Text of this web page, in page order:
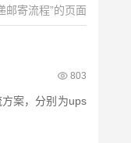
邮寄流程”的页面
803
案，分别为ups